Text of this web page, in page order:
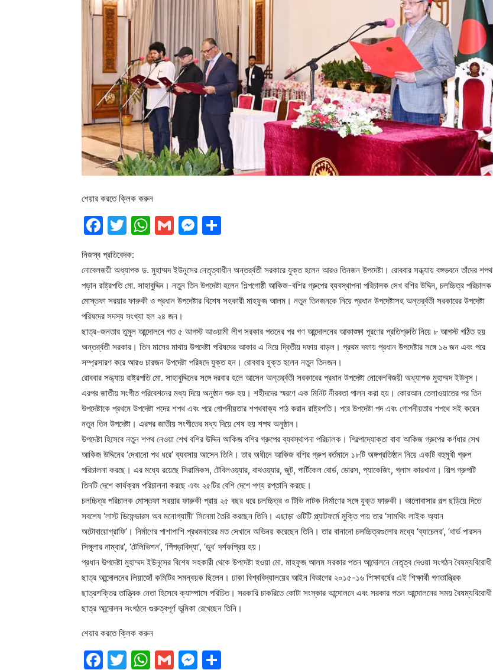
শেয়ার করতে ক্লিক করুন
Facebook
Twitter
WhatsApp
GmailMessenger
নিজস্ব প্রতিবেদক:
নোবেলজয়ী অধ্যাপক ড. মুহাম্মদ ইউনূসের নেতৃত্বাধীন অন্তর্র্বতী সরকারে যুক্ত হলেন আরও তিনজন উপদেষ্টা। রোববার সন্ধ্যায় বঙ্গভবনে তাঁদের শপথ
পড়ান রাষ্ট্রপতি মো. সাহাবুদ্দিন। নতুন তিন উপদেষ্টা হলেন শিল্পগোষ্ঠী আকিজ-বশির গ্রুপের ব্যবস্থাপনা পরিচালক সেখ বশির উদ্দিন, চলচ্চিত্র পরিচালক
মোস্তফা সরয়ার ফারুকী ও প্রধান উপদেষ্টার বিশেষ সহকারী মাহফুজ আলম। নতুন তিনজনকে নিয়ে প্রধান উপদেষ্টাসহ অন্তর্র্বতী সরকারের উপদেষ্টা
পরিষদের সদস্য সংখ্যা হল ২৪ জন।
ছাত্র-জনতার তুমুল আন্দোলনে গত ৫ আগস্ট আওয়ামী লীগ সরকার পতনের পর গণ আন্দোলনের আকাঙ্ক্ষা পূরণের প্রতিশ্রুতি নিয়ে ৮ আগস্ট গঠিত হয়
অন্তর্র্বতী সরকার। তিন মাসের মাথায় উপদেষ্টা পরিষদের আকার এ নিয়ে দ্বিতীয় দফায় বাড়ল। প্রথম দফায় প্রধান উপদেষ্টার সঙ্গে ১৬ জন এবং পরে
সম্প্রসারণ করে আরও চারজন উপদেষ্টা পরিষদে যুক্ত হন। রোববার যুক্ত হলেন নতুন তিনজন।
রোববার সন্ধ্যায় রাষ্ট্রপতি মো. সাহাবুদ্দিনের সঙ্গে দরবার হলে আসেন অন্তর্র্বতী সরকারের প্রধান উপদেষ্টা নোবেলবিজয়ী অধ্যাপক মুহাম্মদ ইউনূস।
এরপর জাতীয় সংগীত পরিবেশনের মধ্য দিয়ে অনুষ্ঠান শুরু হয়। শহীদদের স্মরণে এক মিনিট নীরবতা পালন করা হয়। কোরআন তেলাওয়াতের পর তিন
উপদেষ্টাকে প্রথমে উপদেষ্টা পদের শপথ এবং পরে গোপনীয়তার শপথবাক্য পাঠ করান রাষ্ট্রপতি। পরে উপদেষ্টা পদ এবং গোপনীয়তার শপথে সই করেন
নতুন তিন উপদেষ্টা। এরপর জাতীয় সংগীতের মধ্য দিয়ে শেষ হয় শপথ অনুষ্ঠান।
উপদেষ্টা হিসেবে নতুন শপথ নেওয়া শেখ বশির উদ্দিন আকিজ বশির গ্রুপের ব্যবস্থাপনা পরিচালক। শিল্পোদ্যোক্তা বাবা আকিজ গ্রুপের কর্ণধার সেখ
আকিজ উদ্দিনের ‘দেখানো পথ ধরে’ ব্যবসায় আসেন তিনি। তার অধীনে আকিজ বশির গ্রুপ বর্তমানে ১৮টি অঙ্গপ্রতিষ্ঠান নিয়ে একটি বহুমুখী গ্রুপ
পরিচালনা করছে। এর মধ্যে রয়েছে সিরামিকস, টেবিলওয়্যার, বাথওয়্যার, জুট, পার্টিকেল বোর্ড, ডোরস, প্যাকেজিং, গ্লাস কারখানা। শিল্প গ্রুপটি
তিনটি দেশে কার্যক্রম পরিচালনা করছে এবং ২৫টির বেশি দেশে পণ্য রপ্তানি করছে।
চলচ্চিত্র পরিচালক মোস্তফা সরয়ার ফারুকী প্রায় ২৫ বছর ধরে চলচ্চিত্র ও টিভি নাটক নির্মাণের সঙ্গে যুক্ত ফারুকী। ভালোবাসার গল্প ছড়িয়ে দিতে
সবশেষ ‘লাস্ট ডিফেন্ডারস অব মনোগ্যামী’ সিনেমা তৈরি করছেন তিনি। এছাড়া ওটিটি প্ল্যাটফর্মে মুক্তি পায় তার ‘সামথিং লাইক অ্যান
অটোবায়োগ্রাফি’। নির্মাণের পাশাপাশি প্রথমবারের মত সেখানে অভিনয় করেছেন তিনি। তার বানানো চলচ্চিত্রগুলোর মধ্যে ‘ব্যাচেলর’, ‘থার্ড পারসন
সিঙ্গুলার নাম্বার’, ‘টেলিভিশন’, ‘পিঁপড়াবিদ্যা’, ‘ডুব’ দর্শকপ্রিয় হয়।
প্রধান উপদেষ্টা মুহাম্মদ ইউনূসের বিশেষ সহকারী থেকে উপদেষ্টা হওয়া মো. মাহফুজ আলম সরকার পতন আন্দোলনে নেতৃত্ব দেওয়া সংগঠন বৈষম্যবিরোধী
ছাত্র আন্দোলনের লিয়াজোঁ কমিটির সমন্বয়ক ছিলেন। ঢাকা বিশ্ববিদ্যালয়ের আইন বিভাগের ২০১৫-১৬ শিক্ষাবর্ষের এই শিক্ষার্থী গণতান্ত্রিক
ছাত্রশক্তির তাত্ত্বিক নেতা হিসেবে ক্যাম্পাসে পরিচিত। সরকারি চাকরিতে কোটা সংস্কার আন্দোলনে এবং সরকার পতন আন্দোলনের সময় বৈষম্যবিরোধী
ছাত্র আন্দোলন সংগঠনে গুরুত্বপূর্ণ ভূমিকা রেখেছেন তিনি।
শেয়ার করতে ক্লিক করুন
Facebook
Twitter
WhatsApp
GmailMessenger